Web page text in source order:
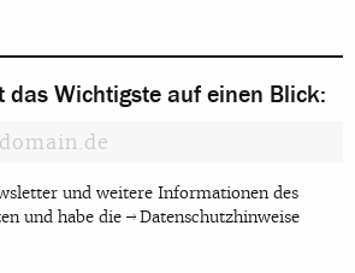
das Wichtigste auf einen Blick:
und weitere Informationen des
und habe die
Datenschutzhinweise